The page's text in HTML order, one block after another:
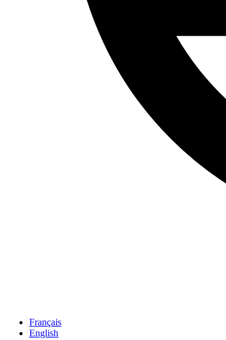
Français
English